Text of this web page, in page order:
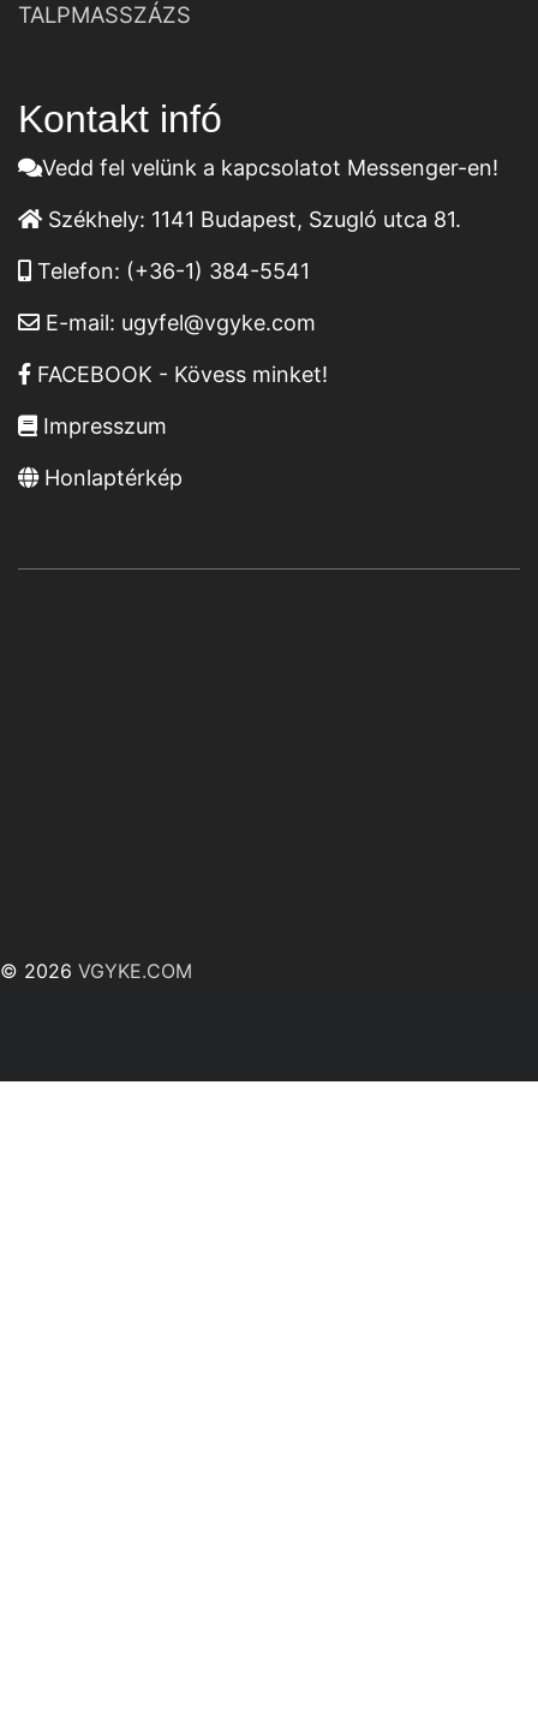
TALPMASSZÁZS
Kontakt infó
Vedd fel velünk a kapcsolatot Messenger-en!
Székhely: 1141 Budapest, Szugló utca 81.
Telefon: (+36-1) 384-5541
E-mail: ugyfel@vgyke.com
FACEBOOK - Kövess minket!
Impresszum
Honlaptérkép
© 2026 VGYKE.COM